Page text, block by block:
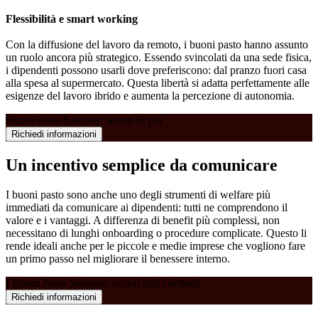
Flessibilità e smart working
Con la diffusione del lavoro da remoto, i buoni pasto hanno assunto
un ruolo ancora più strategico. Essendo svincolati da una sede fisica,
i dipendenti possono usarli dove preferiscono: dal pranzo fuori casa
alla spesa al supermercato. Questa libertà si adatta perfettamente alle
esigenze del lavoro ibrido e aumenta la percezione di autonomia.
Buoni Pasto Satispay: scopri di più
Richiedi informazioni
Un incentivo semplice da comunicare
I buoni pasto sono anche uno degli strumenti di welfare più
immediati da comunicare ai dipendenti: tutti ne comprendono il
valore e i vantaggi. A differenza di benefit più complessi, non
necessitano di lunghi onboarding o procedure complicate. Questo li
rende ideali anche per le piccole e medie imprese che vogliono fare
un primo passo nel migliorare il benessere interno.
I Buoni Pasto Satispay: scopri tutti i dettagli
Richiedi informazioni